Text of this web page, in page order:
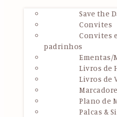
Save the
Convites
Convites
padrinhos
Ementas/
Livros de
Livros de
Plano de
Palcas &